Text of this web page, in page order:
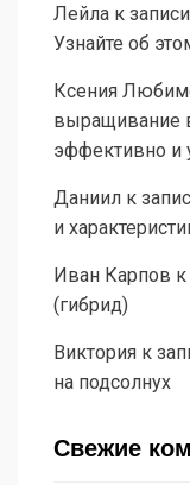
Лейла к записи
Узнайте об
Ксения
выращивание
эффективно и
Даниил к
и
Иван Карпов
(гибрид)
Виктория к
на подсолнух
Свежие